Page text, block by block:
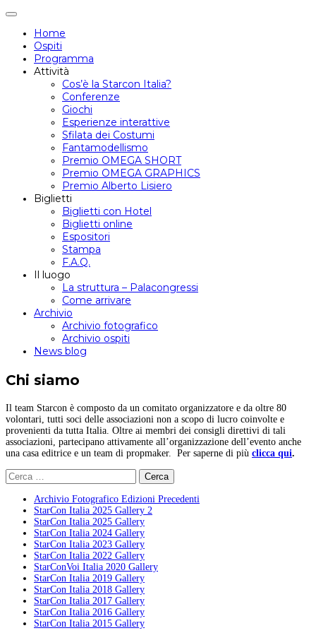
Attiva/disattiva
navigazione
Home
Ospiti
Programma
Attività
Cos’è la Starcon Italia?
Conferenze
Giochi
Esperienze interattive
Sfilata dei Costumi
Fantamodellismo
Premio OMEGA SHORT
Premio OMEGA GRAPHICS
Premio Alberto Lisiero
Biglietti
Biglietti con Hotel
Biglietti online
Espositori
Stampa
F.A.Q.
Il luogo
La struttura – Palacongressi
Come arrivare
Archivio
Archivio fotografico
Archivio ospiti
News blog
Chi siamo
Il team Starcon è composto da un comitato organizzatore e da oltre 80
volontari, tutti soci delle associazioni non a scopo di lucro coinvolte e
provenienti da tutta Italia. Oltre ai membri dei consigli direttivi di tali
associazioni, partecipano attivamente all’organizzazione dell’evento anche
una casa editrice e un team di propmaker. Per saperne di più clicca qui.
Ricerca
per:
Archivio Fotografico Edizioni Precedenti
StarCon Italia 2025 Gallery 2
StarCon Italia 2025 Gallery
StarCon Italia 2024 Gallery
StarCon Italia 2023 Gallery
StarCon Italia 2022 Gallery
StarConVoi Italia 2020 Gallery
StarCon Italia 2019 Gallery
StarCon Italia 2018 Gallery
StarCon Italia 2017 Gallery
StarCon Italia 2016 Gallery
StarCon Italia 2015 Gallery